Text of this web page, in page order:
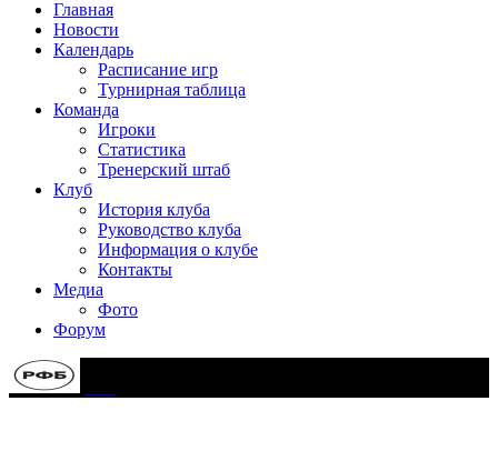
Главная
Новости
Календарь
Расписание игр
Турнирная таблица
Команда
Игроки
Статистика
Тренерский штаб
Клуб
История клуба
Руководство клуба
Информация о клубе
Контакты
Медиа
Фото
Форум